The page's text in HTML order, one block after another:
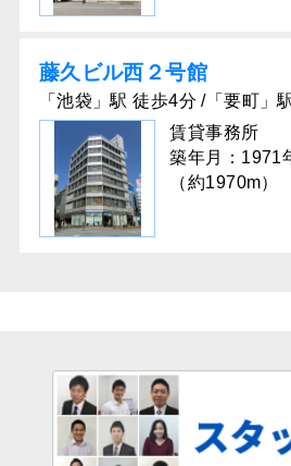
藤久ビル西２号館
「池袋」駅 徒歩4分 /「要町」
賃貸事務所
築年月：1971
（約1970m）